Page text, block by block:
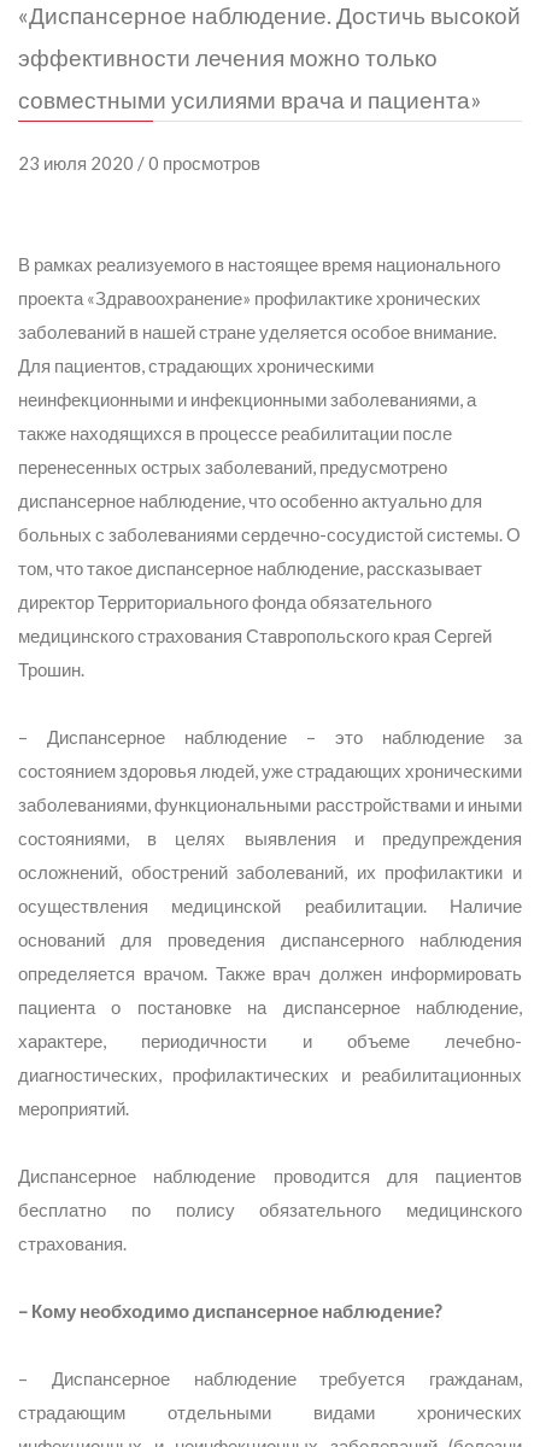
«Диспансерное наблюдение. Достичь высокой
эффективности лечения можно только
совместными усилиями врача и пациента»
23 июля 2020 / 0 просмотров
В рамках реализуемого в настоящее время национального
проекта «Здравоохранение» профилактике хронических
заболеваний в нашей стране уделяется особое внимание.
Для пациентов, страдающих хроническими
неинфекционными и инфекционными заболеваниями, а
также находящихся в процессе реабилитации после
перенесенных острых заболеваний, предусмотрено
диспансерное наблюдение, что особенно актуально для
больных с заболеваниями сердечно-сосудистой системы. О
том, что такое диспансерное наблюдение, рассказывает
директор Территориального фонда обязательного
медицинского страхования Ставропольского края Сергей
Трошин.
– Диспансерное наблюдение – это наблюдение за
состоянием здоровья людей, уже страдающих хроническими
заболеваниями, функциональными расстройствами и иными
состояниями, в целях выявления и предупреждения
осложнений, обострений заболеваний, их профилактики и
осуществления медицинской реабилитации. Наличие
оснований для проведения диспансерного наблюдения
определяется врачом. Также врач должен информировать
пациента о постановке на диспансерное наблюдение,
характере, периодичности и объеме лечебно-
диагностических, профилактических и реабилитационных
мероприятий.
Диспансерное наблюдение проводится для пациентов
бесплатно по полису обязательного медицинского
страхования.
– Кому необходимо диспансерное наблюдение?
– Диспансерное наблюдение требуется гражданам,
страдающим отдельными видами хронических